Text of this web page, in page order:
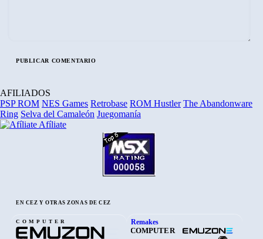
AFILIADOS
PSP ROM NES Games Retrobase ROM Hustler The Abandonware
Ring Selva del Camaleón Juegomanía
Afíliate
EN CEZ Y OTRAS ZONAS DE CEZ
COMPUTER Remakes
COMPUTER